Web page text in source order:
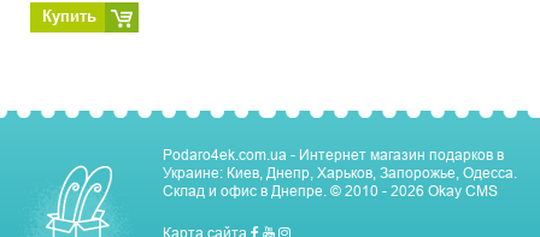
Купить
Podaro4ek.com.ua - Интернет магазин подарков в
Украине: Киев, Днепр, Харьков, Запорожье, Одесса.
Склад и офис в Днепре. © 2010 - 2026 Okay CMS
Карта сайта